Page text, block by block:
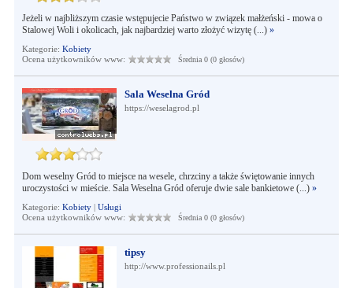
Jeżeli w najbliższym czasie wstępujecie Państwo w związek małżeński - mowa o
Stalowej Woli i okolicach, jak najbardziej warto złożyć wizytę (...) »
Kategorie: Kobiety
Ocena użytkowników www:
Średnia 0 (0 głosów)
Sala Weselna Gród
https://weselagrod.pl
Dom weselny Gród to miejsce na wesele, chrzciny a także świętowanie innych
uroczystości w mieście. Sala Weselna Gród oferuje dwie sale bankietowe (...) »
Kategorie: Kobiety| Usługi
Ocena użytkowników www:
Średnia 0 (0 głosów)
tipsy
http://www.professionails.pl